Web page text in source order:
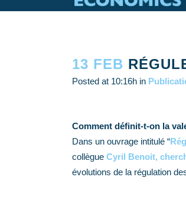
13 FEB
Posted at 10:16h in
Comment définit-t-on la
Dans un ouvrage intitulé “
collègue Cyril Benoit,
évolutions de la régulation